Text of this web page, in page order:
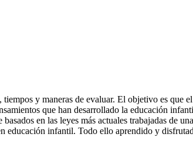
y maneras de evaluar. El objetivo es que
que han desarrollado la educación
en las leyes más actuales trabajadas de
educación infantil. Todo ello aprendido y